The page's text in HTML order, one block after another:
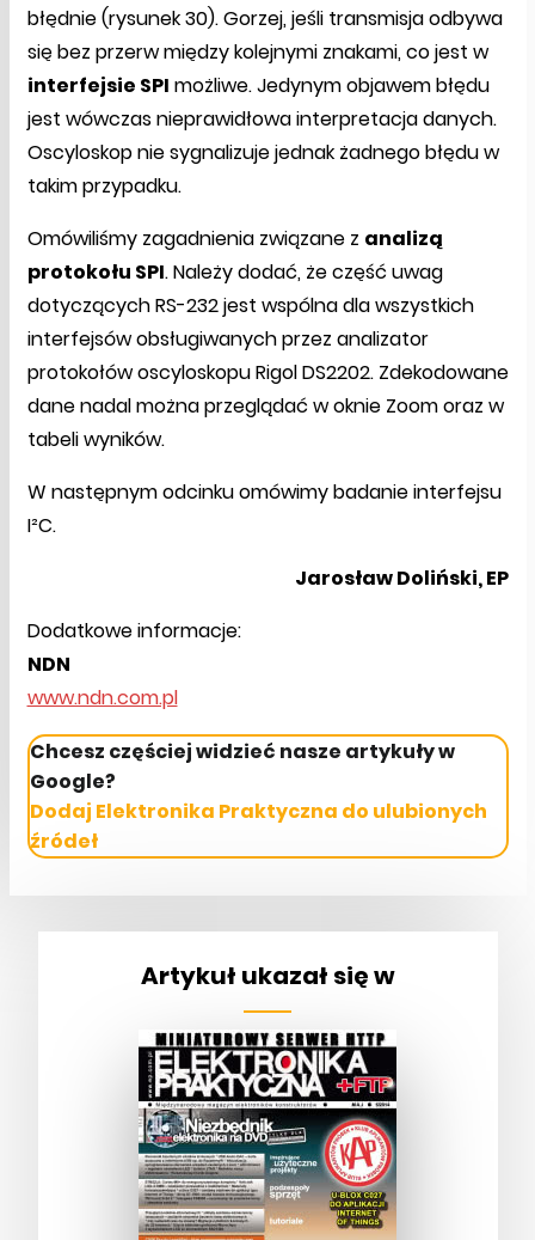
błędnie (rysunek 30). Gorzej, jeśli transmisja odbywa
się bez przerw między kolejnymi znakami, co jest w
interfejsie SPI możliwe. Jedynym objawem błędu
jest wówczas nieprawidłowa interpretacja danych.
Oscyloskop nie sygnalizuje jednak żadnego błędu w
takim przypadku.
Omówiliśmy zagadnienia związane z analizą
protokołu SPI. Należy dodać, że część uwag
dotyczących RS-232 jest wspólna dla wszystkich
interfejsów obsługiwanych przez analizator
protokołów oscyloskopu Rigol DS2202. Zdekodowane
dane nadal można przeglądać w oknie Zoom oraz w
tabeli wyników.
W następnym odcinku omówimy badanie interfejsu
I²C.
Jarosław Doliński, EP
Dodatkowe informacje:
NDN
www.ndn.com.pl
Chcesz częściej widzieć nasze artykuły w
Google?
Dodaj Elektronika Praktyczna do ulubionych
źródeł
Artykuł ukazał się w